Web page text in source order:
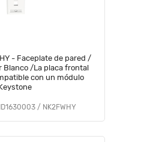
- Faceplate de pared /
Blanco /La placa frontal
con un módulo
/ NK2FWHY